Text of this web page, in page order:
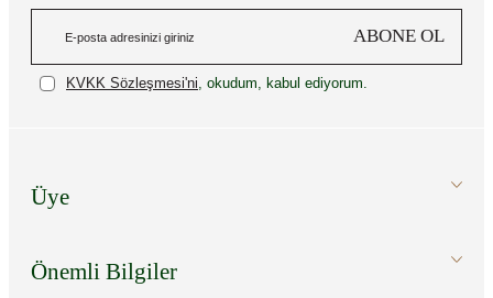
ABONE OL
KVKK Sözleşmesi'ni , okudum, kabul ediyorum.
Üye
Önemli Bilgiler